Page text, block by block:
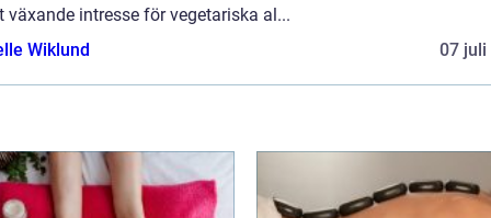
växande intresse för vegetariska al...
Wiklund
07 juli